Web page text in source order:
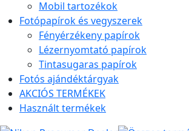
Mobil tartozékok
Fotópapírok és vegyszerek
Fényérzékeny papírok
Lézernyomtató papírok
Tintasugaras papírok
Fotós ajándéktárgyak
AKCIÓS TERMÉKEK
Használt termékek